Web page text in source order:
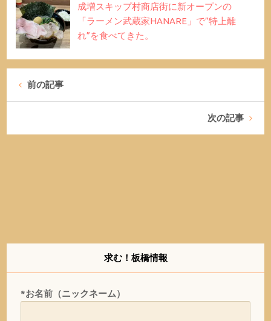
成増スキップ村商店街に新オープンの
「ラーメン武蔵家HANARE」で”特上離
れ”を食べてきた。
前の記事
次の記事
求む！板橋情報
*お名前（ニックネーム）